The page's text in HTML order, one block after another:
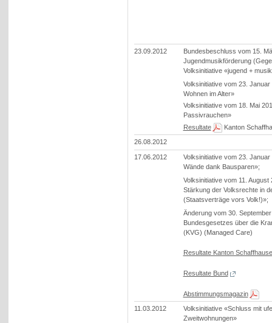
23.09.2012
Bundesbeschluss vom 15.
Jugendmusikförderung
Volksinitiative «jugend +
Volksinitiative vom 23.
Wohnen im Alter»
Volksinitiative vom 18. Mai
Passivrauchen»
Resultate
Kanton
26.08.2012
17.06.2012
Volksinitiative vom 23.
Wände dank Bausparen»;
Volksinitiative vom 11. August
Stärkung der Volksrechte in
(Staatsverträge vors Volk!)»;
Änderung vom 30.
Bundesgesetzes über die
(KVG) (Managed Care)
Resultate Kanton
Resultate Bund
Abstimmungsmagazin
11.03.2012
Volksinitiative «Schluss mit
Zweitwohnungen»